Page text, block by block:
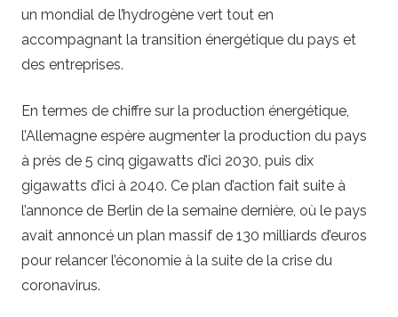
un mondial de l’hydrogène vert tout en
accompagnant la transition énergétique du pays et
des entreprises.
En termes de chiffre sur la production énergétique,
l’Allemagne espère augmenter la production du pays
à près de 5 cinq gigawatts d’ici 2030, puis dix
gigawatts d’ici à 2040. Ce plan d’action fait suite à
l’annonce de Berlin de la semaine dernière, où le pays
avait annoncé un plan massif de 130 milliards d’euros
pour relancer l’économie à la suite de la crise du
coronavirus.